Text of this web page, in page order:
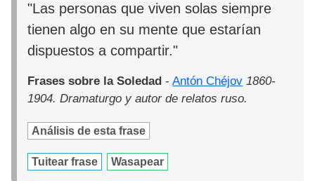
"Las personas que viven solas siempre
tienen algo en su mente que estarían
dispuestos a compartir."
Frases sobre la Soledad -Antón Chéjov 1860-
1904. Dramaturgo y autor de relatos ruso.
Análisis de esta frase
Tuitear frase Wasapear